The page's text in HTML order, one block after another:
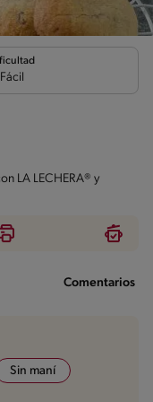
Fácil
LA LECHERA® y
Comentarios
Sin maní